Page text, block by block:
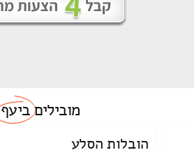
מוביליםביעף
הובלות הסלע